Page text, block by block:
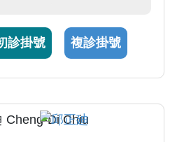
手術及脊髓腫瘤等困難
小兒神經外科方面的脊
診掛號 複診掛號